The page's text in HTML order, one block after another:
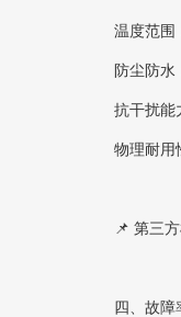
温度范围‌
防尘防水‌
抗干扰能
物理耐用
📌 第三
四、故障